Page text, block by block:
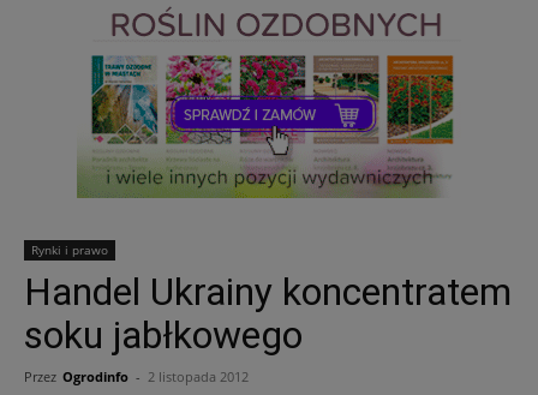
Rynki i prawo
Handel Ukrainy koncentratem
soku jabłkowego
Przez Ogrodinfo - 2 listopada 2012